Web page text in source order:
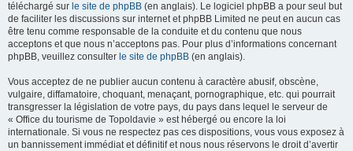
téléchargé sur le site de phpBB (en anglais). Le logiciel phpBB a pour seul but
de faciliter les discussions sur internet et phpBB Limited ne peut en aucun cas
être tenu comme responsable de la conduite et du contenu que nous
acceptons et que nous n’acceptons pas. Pour plus d’informations concernant
phpBB, veuillez consulter le site de phpBB (en anglais).
Vous acceptez de ne publier aucun contenu à caractère abusif, obscène,
vulgaire, diffamatoire, choquant, menaçant, pornographique, etc. qui pourrait
transgresser la législation de votre pays, du pays dans lequel le serveur de
« Office du tourisme de Topoldavie » est hébergé ou encore la loi
internationale. Si vous ne respectez pas ces dispositions, vous vous exposez à
un bannissement immédiat et définitif et nous nous réservons le droit d’avertir